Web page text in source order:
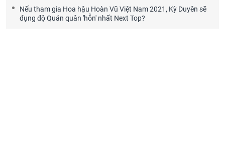
Nếu tham gia Hoa hậu Hoàn Vũ Việt Nam 2021, Kỳ Duyên sẽ
đụng độ Quán quân 'hỗn' nhất Next Top?